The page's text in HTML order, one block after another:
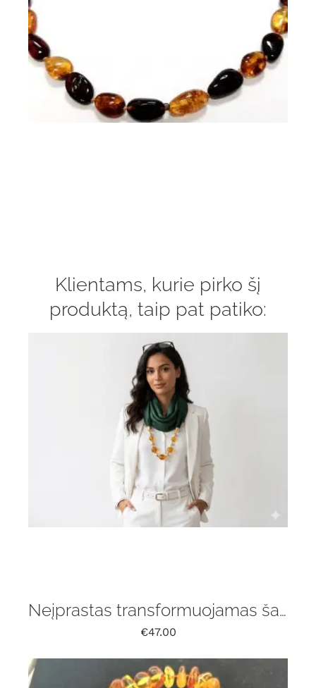
Klientams, kurie pirko šį
produktą, taip pat patiko:
Neįprastas transformuojamas šalikas su gintaru
€47.00